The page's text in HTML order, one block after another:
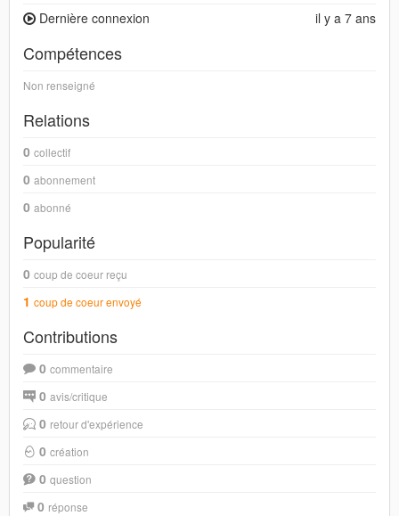
il y a 7 ans
Dernière connexion
Compétences
Non renseigné
Relations
0 collectif
0 abonnement
0 abonné
Popularité
0 coup de coeur reçu
1 coup de coeur envoyé
Contributions
0 commentaire
0 avis/critique
0 retour d'expérience
0 création
0 question
0 réponse